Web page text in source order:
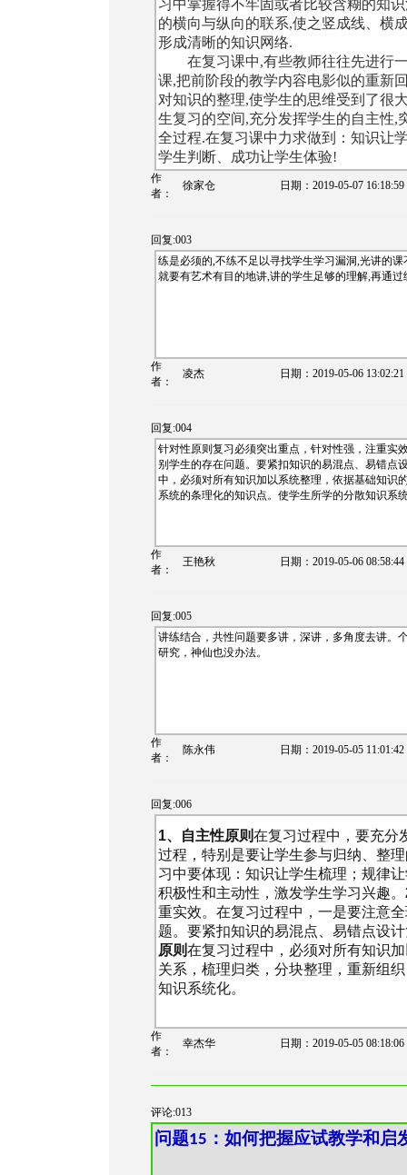
习中掌握得不牢固或者比较含糊的知
的横向与纵向的联系,使之竖成线、横
形成清晰的知识网络.
在复习课中,有些教师往往先进行
课,把前阶段的教学内容电影似的重新
对知识的整理,使学生的思维受到了很
生复习的空间,充分发挥学生的自主性,
全过程.在复习课中力求做到：知识让
学生判断、成功让学生体验!
作
者：
徐家仓 日期： 2019-05-07 16:18:59
回复:003
练是必须的,不练不足以寻找学生学习漏洞,光讲的
就要有艺术有目的地讲,讲的学生足够的理解,再通
作
者：
凌杰 日期： 2019-05-06 13:02:21
回复:004
针对性原则复习必须突出重点，针对性强，注重实
别学生的存在问题。要紧扣知识的易混点、易错点
中，必须对所有知识加以系统整理，依据基础知识
系统的条理化的知识点。使学生所学的分散知识系
作
者：
王艳秋 日期： 2019-05-06 08:58:44
回复:005
讲练结合，共性问题要多讲，深讲，多角度去讲。
研究，神仙也没办法。
作
者：
陈永伟 日期： 2019-05-05 11:01:42
回复:006
1、自主性原则在复习过程中，要充分
过程，特别是要让学生参与归纳、整
习中要体现：知识让学生梳理；规律
积极性和主动性，激发学生学习兴趣。
重实效。在复习过程中，一是要注意
题。要紧扣知识的易混点、易错点设
原则在复习过程中，必须对所有知识
关系，梳理归类，分块整理，重新组
知识系统化。
作
者：
幸杰华 日期： 2019-05-05 08:18:06
评论:013
问题15 ：如何把握应试教学和